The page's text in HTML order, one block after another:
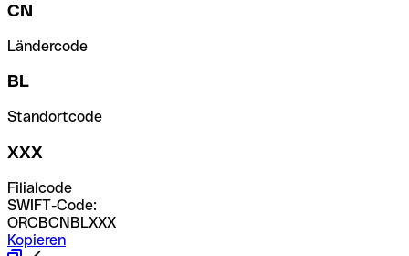
CN
Ländercode
BL
Standortcode
XXX
Filialcode
SWIFT-Code:
ORCBCNBLXXX
Kopieren